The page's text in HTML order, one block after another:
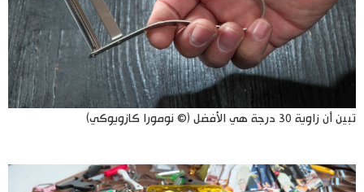
تبين أن زاوية 30 درجة هي الأفضل (© نومورا كازويوكي)